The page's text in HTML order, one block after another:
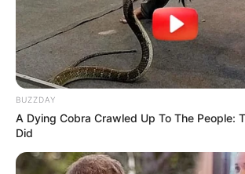
BUZZDAY
A Dying Cobra Crawled Up To The People:
Did